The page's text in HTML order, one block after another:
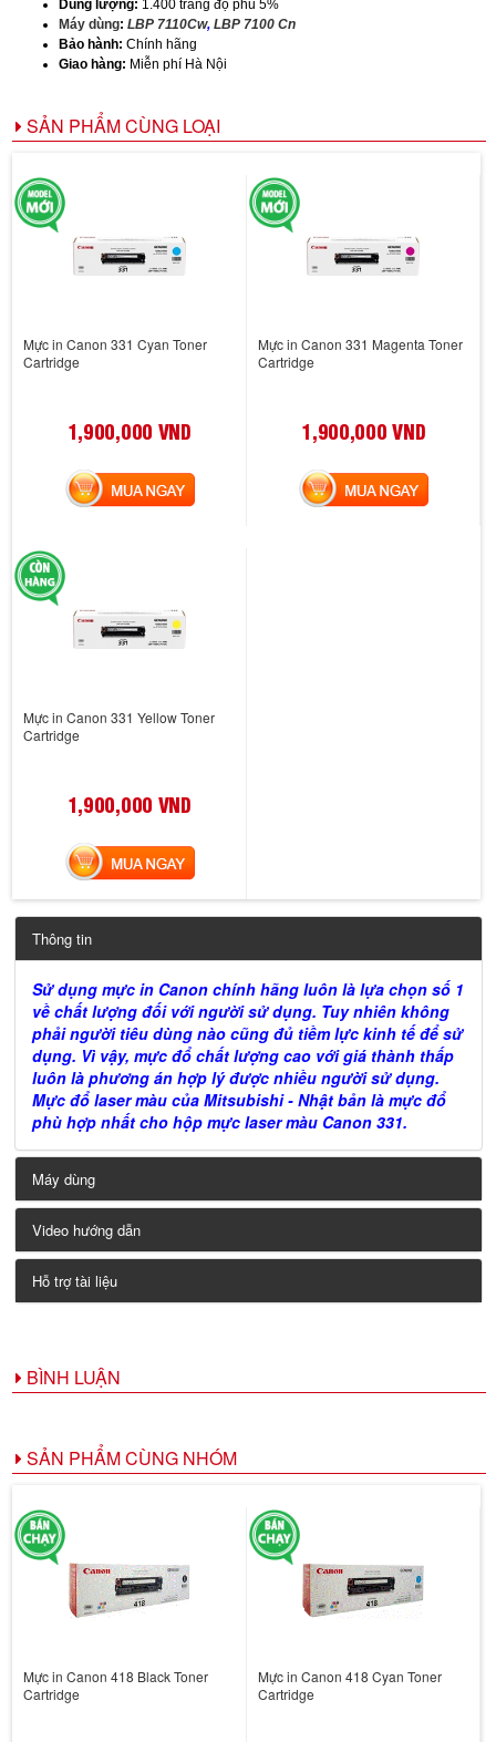
Dung lượng: 1.400 trang độ phủ 5%
Máy dùng: LBP 7110Cw, LBP 7100 Cn
Bảo hành: Chính hãng
Giao hàng: Miễn phí Hà Nội
SẢN PHẨM CÙNG LOẠI
Mực in Canon 331 Cyan Toner
Cartridge
1,900,000 VND
MUA NGAY
Mực in Canon 331 Magenta Toner
Cartridge
1,900,000 VND
MUA NGAY
Mực in Canon 331 Yellow Toner
Cartridge
1,900,000 VND
MUA NGAY
Thông tin
Sử dụng mực in Canon chính hãng luôn là lựa chọn số 1
về chất lượng đối với người sử dụng. Tuy nhiên không
phải người tiêu dùng nào cũng đủ tiềm lực kinh tế để sử
dụng. Vì vậy, mực đổ chất lượng cao với giá thành thấp
luôn là phương án hợp lý được nhiều người sử dụng.
Mực đổ laser màu của Mitsubishi - Nhật bản là mực đổ
phù hợp nhất cho hộp mực laser màu Canon 331.
Máy dùng
Video hướng dẫn
Hỗ trợ tài liệu
BÌNH LUẬN
SẢN PHẨM CÙNG NHÓM
Mực in Canon 418 Black Toner
Cartridge
Mực in Canon 418 Cyan Toner
Cartridge